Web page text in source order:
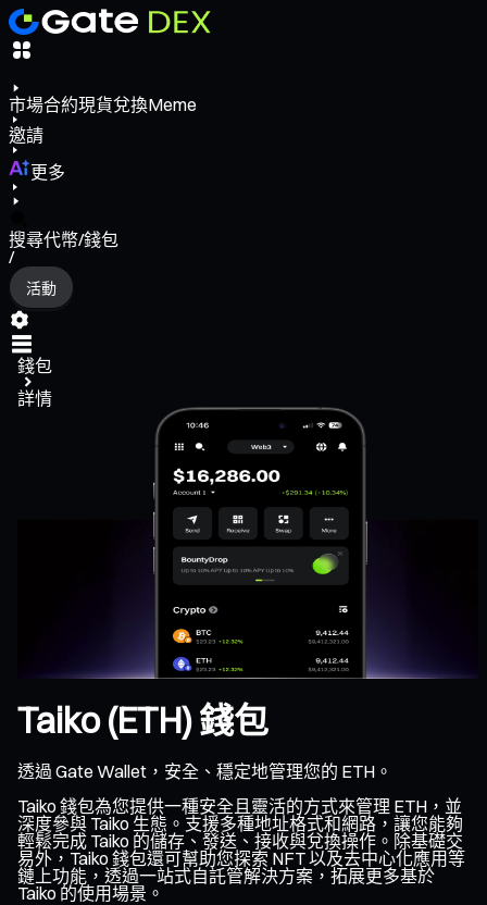
市場合約現貨兌換Meme
邀請
更多
搜尋代幣/錢包
/
活動
錢包
詳情
Taiko (ETH) 錢包
透過 Gate Wallet，安全、穩定地管理您的 ETH。
Taiko 錢包為您提供一種安全且靈活的方式來管理 ETH，並
深度參與 Taiko 生態。支援多種地址格式和網路，讓您能夠
輕鬆完成 Taiko 的儲存、發送、接收與兌換操作。除基礎交
易外，Taiko 錢包還可幫助您探索 NFT 以及去中心化應用等
鏈上功能，透過一站式自託管解決方案，拓展更多基於
Taiko 的使用場景。